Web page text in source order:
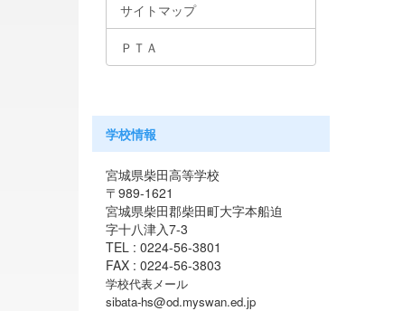
サイトマップ
ＰＴＡ
学校情報
宮城県柴田高等学校
〒989-1621
宮城県柴田郡柴田町大字本船迫
字十八津入7-3
TEL : 0224-56-3801
FAX : 0224-56-3803
学校代表メール
sibata-hs@od.myswan.ed.jp